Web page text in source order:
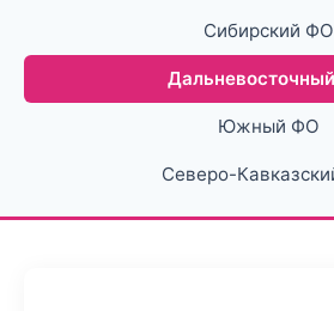
Сибирский ФО
Южный ФО
Северо-